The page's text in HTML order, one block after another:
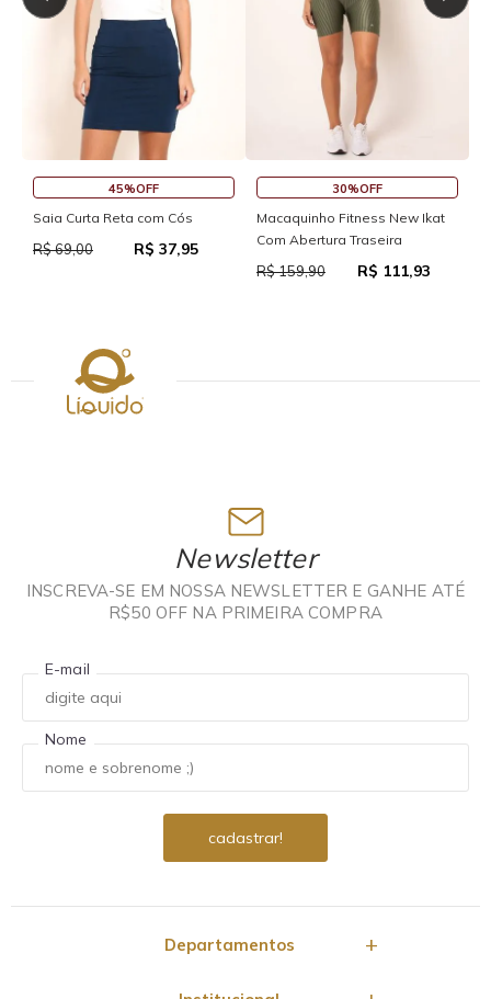
45%OFF
Saia Curta Reta com Cós
R$ 69,00 R$ 37,95
30%OFF
Macaquinho Fitness New Ikat
Com Abertura Traseira
R$ 159,90 R$ 111,93
Newsletter
INSCREVA-SE EM NOSSA NEWSLETTER E GANHE ATÉ
R$50 OFF NA PRIMEIRA COMPRA
E-mail
Nome
Departamentos